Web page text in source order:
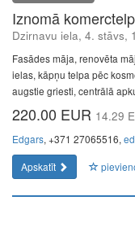
Iznomā
Dzirnavu iela, 4. stāvs,
Fasādes māja, renovēta
ielas, kāpņu telpa pēc
augstie griesti, centrālā
220.00 EUR 14.29
Edgars, +371 27065516,
Apskatīt